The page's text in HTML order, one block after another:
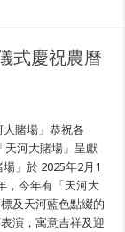
式慶祝農曆
大賭場」恭祝各
天河大賭場」呈獻
」於 2025年2月1
，今年有「天河大
及天河藍色點綴的
演，寓意吉祥及迎